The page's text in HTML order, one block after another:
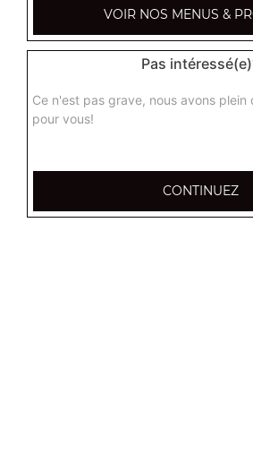
VOIR NOS MENUS &
Pas
Ce n'est pas grave, nous avons
pour vous!
CONTINUEZ